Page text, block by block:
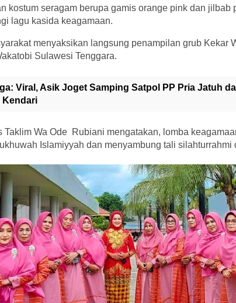
kostum seragam berupa gamis orange pink dan jilbab
lagu kasida keagamaan.
menyaksikan langsung penampilan grub Kekar
Sulawesi Tenggara.
Viral, Asik Joget Samping Satpol PP Pria Jatuh
Kendari
Taklim Wa Ode Rubiani mengatakan, lomba
Islamiyyah dan menyambung tali